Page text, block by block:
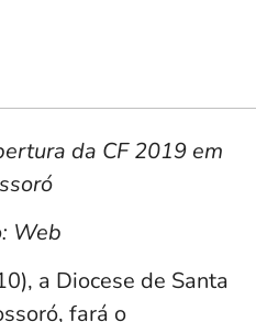
da CF 2019 em
Web
a Diocese de Santa
fará o